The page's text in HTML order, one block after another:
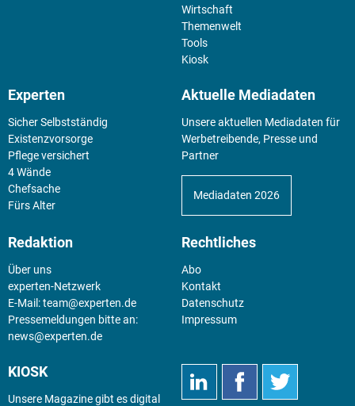
Wirtschaft
Themenwelt
Tools
Kiosk
Experten
Sicher Selbstständig
Existenz­vorsorge
Pflege versichert
4 Wände
Chefsache
Fürs Alter
Aktuelle Mediadaten
Unsere aktuellen Mediadaten für
Werbetreibende, Presse und
Partner
Mediadaten 2026
Redaktion
Über uns
experten-Netzwerk
E-Mail:team@experten.de
Pressemeldungen bitte an:
news@experten.de
Rechtliches
Abo
Kontakt
Datenschutz
Impressum
KIOSK
Unsere Magazine gibt es digital